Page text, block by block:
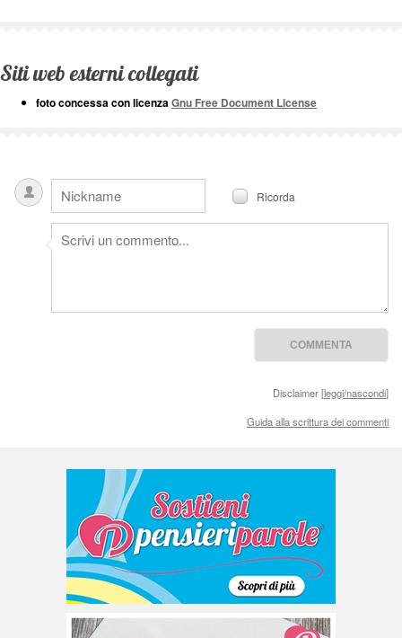
Siti web esterni collegati
foto concessa con licenzaGnu Free Document License
Ricorda
Disclaimer [leggi/nascondi]
Guida alla scrittura dei commenti